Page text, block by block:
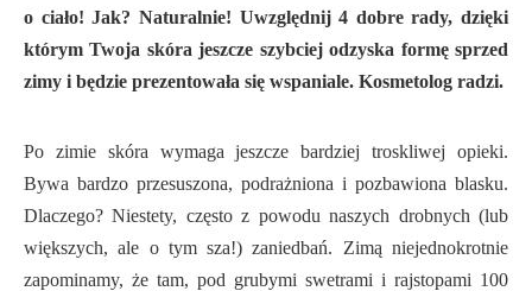
o ciało! Jak? Naturalnie! Uwzględnij 4 dobre rady, dzięki
którym Twoja skóra jeszcze szybciej odzyska formę sprzed
zimy i będzie prezentowała się wspaniale. Kosmetolog radzi.
Po zimie skóra wymaga jeszcze bardziej troskliwej opieki.
Bywa bardzo przesuszona, podrażniona i pozbawiona blasku.
Dlaczego? Niestety, często z powodu naszych drobnych (lub
większych, ale o tym sza!) zaniedbań. Zimą niejednokrotnie
zapominamy, że tam, pod grubymi swetrami i rajstopami 100